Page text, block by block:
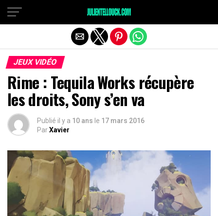
JEUX VIDÉO
Rime : Tequila Works récupère
les droits, Sony s’en va
Publié il y a 10 ans le 17 mars 2016
ParXavier